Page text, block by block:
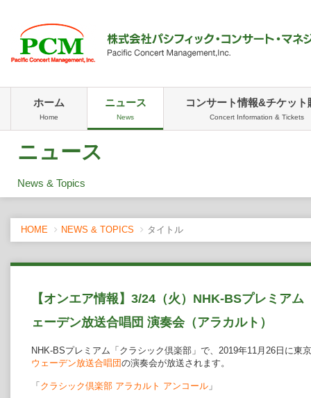
ホーム
Home
ニュース
News
コンサート情報&チケット
Concert Information & Tickets
ニュース
News & Topics
HOME NEWS & TOPICS タイトル
【オンエア情報】3/24（火）NHK-BSプレミア
ェーデン放送合唱団 演奏会（アラカルト）
NHK-BSプレミアム「クラシック倶楽部」で、2019年11月26日に東
ウェーデン放送合唱団の演奏会が放送されます。
「 クラシック倶楽部 アラカルト アンコール 」